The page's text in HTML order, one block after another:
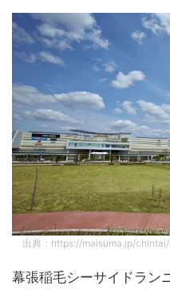
出典：https://maisuma.jp/
幕張稲毛シーサイドラン